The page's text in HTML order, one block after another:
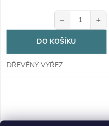
− +
DO KOŠÍKU
DŘEVĚNÝ VÝŘEZ